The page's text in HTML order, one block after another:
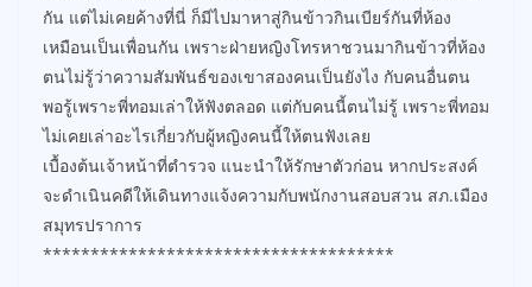
กัน แต่ไม่เคยค้างที่นี่ ก็มีไปมาหาสู่กินข้าวกินเบียร์กันที่ห้อง
เหมือนเป็นเพื่อนกัน เพราะฝ่ายหญิงโทรหาชวนมากินข้าวที่ห้อง
ตนไม่รู้ว่าความสัมพันธ์ของเขาสองคนเป็นยังไง กับคนอื่นตน
พอรู้เพราะพี่ทอมเล่าให้ฟังตลอด แต่กับคนนี้ตนไม่รู้ เพราะพี่ทอม
ไม่เคยเล่าอะไรเกี่ยวกับผู้หญิงคนนี้ให้ตนฟังเลย
เบื้องต้นเจ้าหน้าที่ตำรวจ แนะนำให้รักษาตัวก่อน หากประสงค์
จะดำเนินคดีให้เดินทางแจ้งความกับพนักงานสอบสวน สภ.เมือง
สมุทรปราการ
*************************************